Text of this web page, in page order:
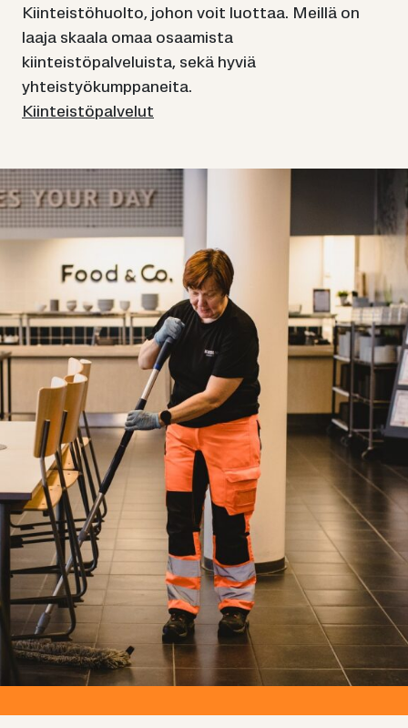
Kiinteistöhuolto, johon voit luottaa. Meillä on
laaja skaala omaa osaamista
kiinteistöpalveluista, sekä hyviä
yhteistyökumppaneita.
Kiinteistöpalvelut